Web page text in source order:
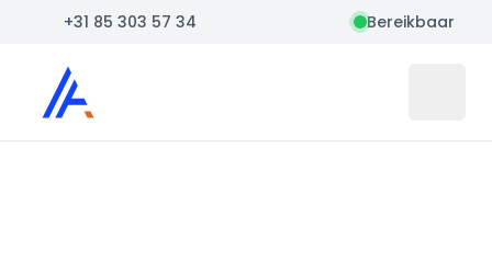
+31 85 303 57 34 Bereikbaar
Auto Atlas